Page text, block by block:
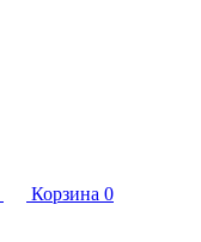
Корзина 0